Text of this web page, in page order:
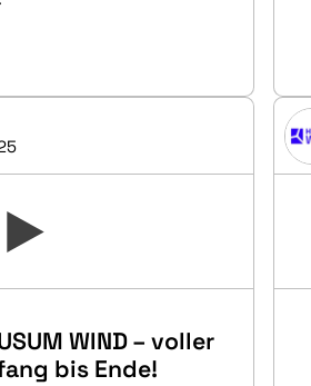
WIND – voller
bis Ende!